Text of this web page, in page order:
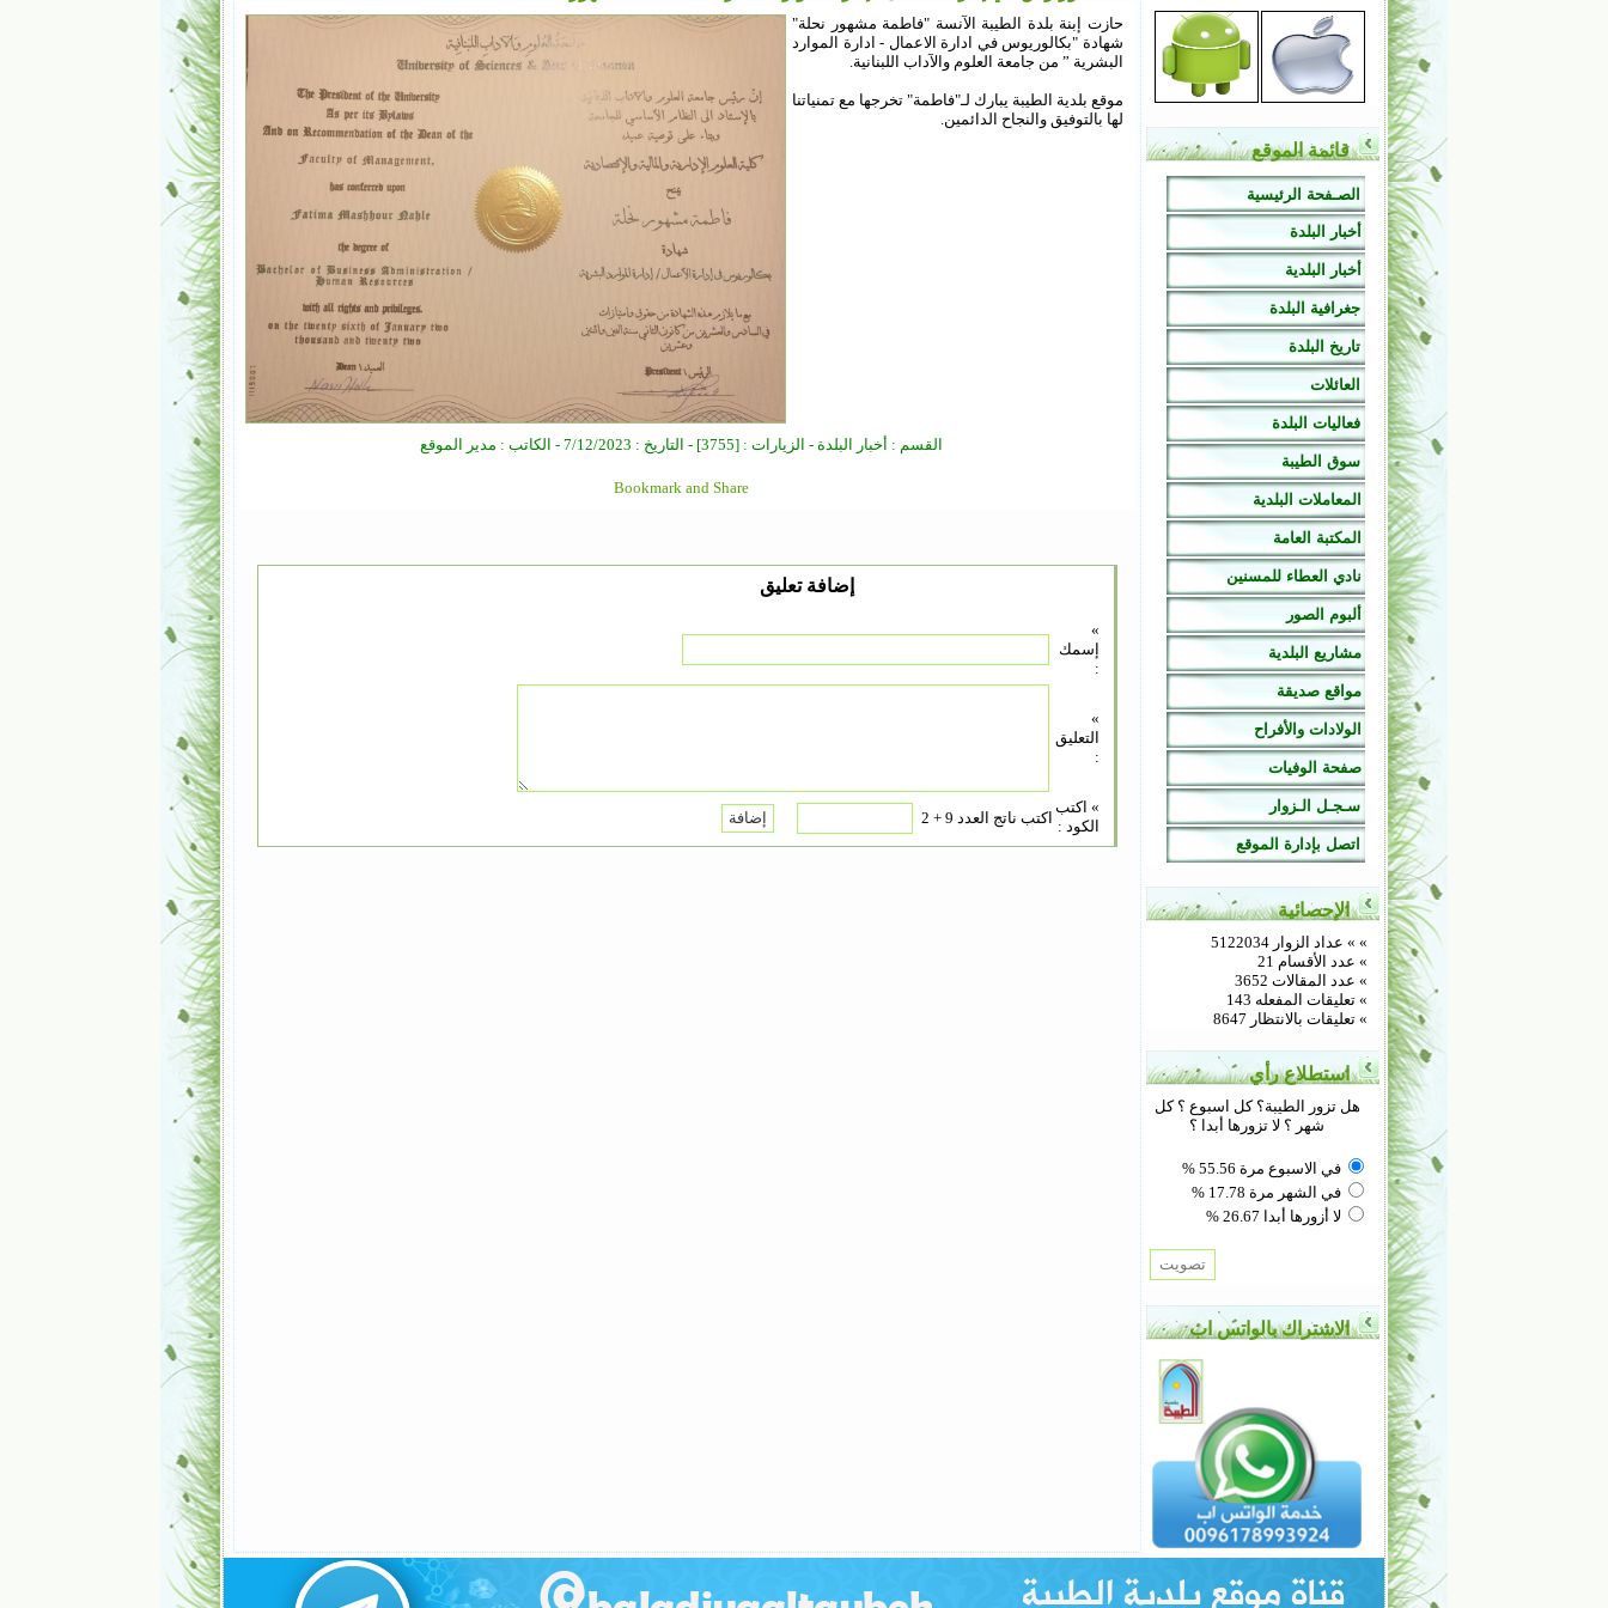
قائمة الموقع
الصـفحة الرئيسية
أخبار البلدة
أخبار البلدية
جغرافية البلدة
تاريخ البلدة
العائلات
فعاليات البلدة
سوق الطيبة
المعاملات البلدية
المكتبة العامة
نادي العطاء للمسنين
ألبوم الصور
مشاريع البلدية
مواقع صديقة
الولادات والأفراح
صفحة الوفيات
سـجـل الـزوار
اتصل بإدارة الموقع
الإحصائية
» » عداد الزوار 5122034
» عدد الأقسام 21
» عدد المقالات 3652
» تعليقات المفعله 143
» تعليقات بالانتظار 8647
استطلاع رأي
هل تزور الطيبة؟ كل اسبوع ؟ كل
شهر ؟ لا تزورها أبدا ؟
في الاسبوع مرة 55.56 %
في الشهر مرة 17.78 %
لا أزورها أبدا 26.67 %
الاشتراك بالواتس اب
حازت إبنة بلدة الطيبة الآنسة "فاطمة مشهور نحلة"
شهادة "بكالوريوس في ادارة الاعمال - ادارة الموارد
البشرية ” من جامعة العلوم والآداب اللبنانية.
موقع بلدية الطيبة يبارك لـ"فاطمة" تخرجها مع تمنياتنا
لها بالتوفيق والنجاح الدائمين.
القسم : أخبار البلدة - الزيارات : [3755] - التاريخ : 7/12/2023 - الكاتب : مدير الموقع
إضافة تعليق
»
إسمك
:
»
التعليق
:
» اكتب
الكود : اكتب ناتج العدد 9 + 2